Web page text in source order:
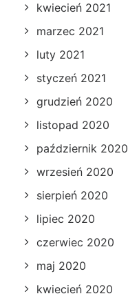
kwiecień 2021
marzec 2021
luty 2021
styczeń 2021
grudzień 2020
listopad 2020
październik 2020
wrzesień 2020
sierpień 2020
lipiec 2020
czerwiec 2020
maj 2020
kwiecień 2020